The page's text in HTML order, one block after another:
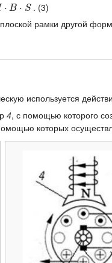
⋅ B ⋅ S
S
. (3)
рамки другой
используется
4, с помощью которого
которых